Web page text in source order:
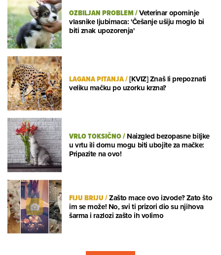
OZBILJAN PROBLEM/Veterinar opominje
vlasnike ljubimaca: 'Češanje ušiju moglo bi
biti znak upozorenja'
LAGANA PITANJA/[KVIZ] Znaš li prepoznati
veliku mačku po uzorku krzna?
VRLO TOKSIČNO/Naizgled bezopasne biljke
u vrtu ili domu mogu biti ubojite za mačke:
Pripazite na ovo!
FIJU BRIJU/Zašto mace ovo izvode? Zato što
im se može! No, svi ti prizori dio su njihova
šarma i razlozi zašto ih volimo